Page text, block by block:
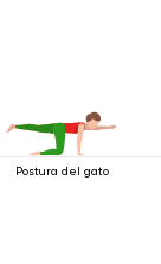
Postura del gato